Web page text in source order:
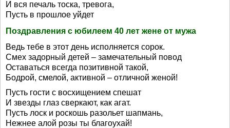
И вся печаль тоска, тревога,
Пусть в прошлое уйдет
Поздравления с юбилеем 40 лет жене от мужа
Ведь тебе в этот день исполняется сорок.
Смех задорный детей – замечательный повод
Оставаться всегда позитивной такой,
Бодрой, смелой, активной – отличной женой!
Пусть гости с восхищением спешат
И звезды глаз сверкают, как агат.
Пусть лоск и роскошь разольет шапмань,
Нежнее алой розы ты благоухай!